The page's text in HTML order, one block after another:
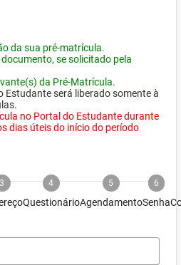
da sua pré-matrícula.
se solicitado pela
da Pré-Matrícula.
Estudante será liberado somente à
no Portal do Estudante durante
dias úteis do início do período
3 4
Questionário
5
Agendamento
6
Senha